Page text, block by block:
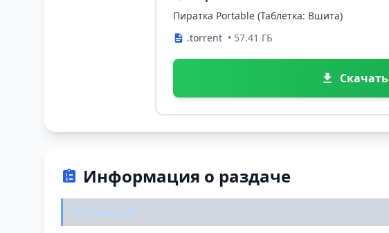
Пиратка Portable (Таблетка: Вшита)
.torrent • 57.41 ГБ
Скачать
Информация о раздаче
Установка: